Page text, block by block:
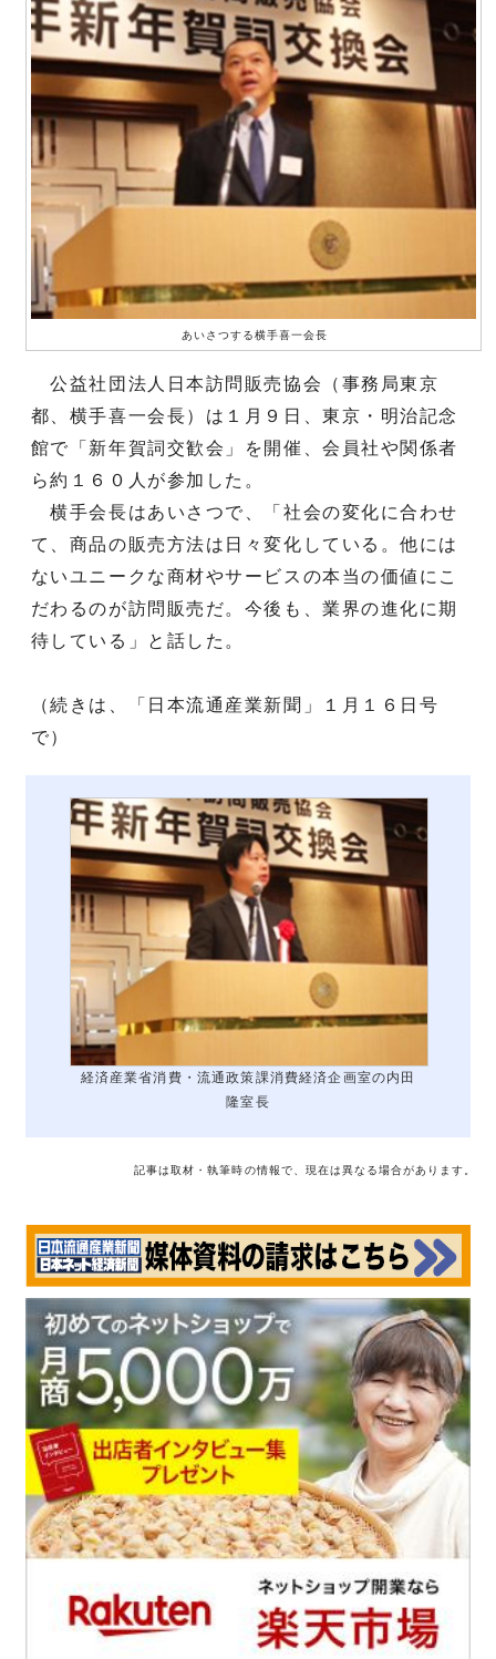
あいさつする横手喜一会長
公益社団法人日本訪問販売協会（事務局東京
都、横手喜一会長）は１月９日、東京・明治記念
館で「新年賀詞交歓会」を開催、会員社や関係者
ら約１６０人が参加した。
横手会長はあいさつで、「社会の変化に合わせ
て、商品の販売方法は日々変化している。他には
ないユニークな商材やサービスの本当の価値にこ
だわるのが訪問販売だ。今後も、業界の進化に期
待している」と話した。
（続きは、「日本流通産業新聞」１月１６日号
で）
経済産業省消費・流通政策課消費経済企画室の内田
隆室長
記事は取材・執筆時の情報で、現在は異なる場合があります。